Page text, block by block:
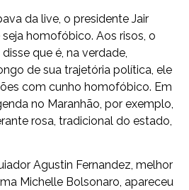
da live, o presidente Jair
homofóbico. Aos risos, o
que é, na verdade,
de sua trajetória política, ele
com cunho homofóbico. Em
no Maranhão, por exemplo,
rosa, tradicional do estado,
Agustin Fernandez, melhor
Michelle Bolsonaro, apareceu